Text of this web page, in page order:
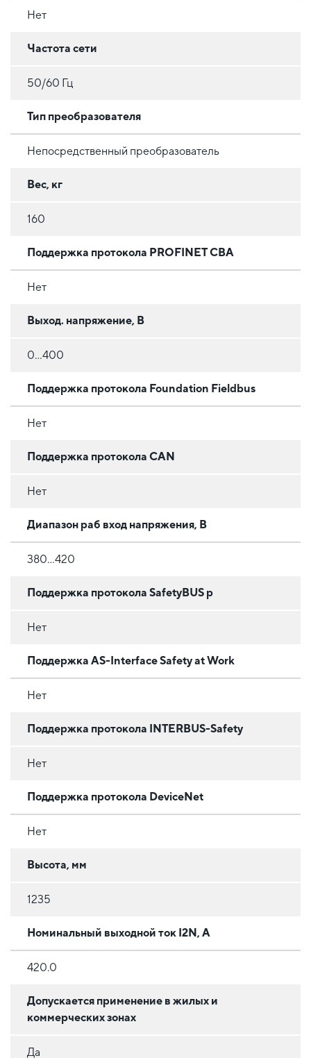
Нет
Частота сети
50/60 Гц
Тип преобразователя
Непосредственный преобразователь
Вес, кг
160
Поддержка протокола PROFINET CBA
Нет
Выход. напряжение, В
0...400
Поддержка протокола Foundation Fieldbus
Нет
Поддержка протокола CAN
Нет
Диапазон раб вход напряжения, В
380...420
Поддержка протокола SafetyBUS p
Нет
Поддержка AS-Interface Safety at Work
Нет
Поддержка протокола INTERBUS-Safety
Нет
Поддержка протокола DeviceNet
Нет
Высота, мм
1235
Номинальный выходной ток I2N, А
420.0
Допускается применение в жилых и
коммерческих зонах
Да